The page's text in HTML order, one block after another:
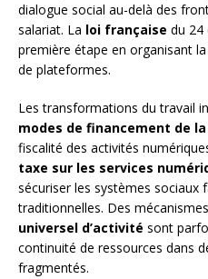
dialogue social au-delà des
salariat. La loi française du 24
première étape en organisant
de plateformes.
Les transformations du travail
modes de financement de
fiscalité des activités
taxe sur les services
sécuriser les systèmes sociaux
traditionnelles. Des
universel d’activité sont
continuité de ressources dans
fragmentés.